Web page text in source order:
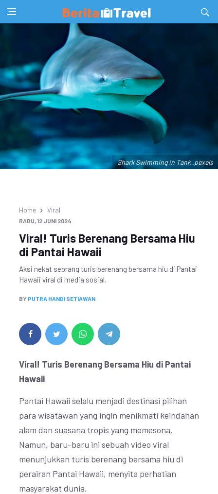
Shark Swimming in Tank .pexels
Home Viral
RABU, 12 JUNI 2024
Viral! Turis Berenang Bersama Hiu
di Pantai Hawaii
Aksi nekat seorang turis berenang bersama hiu di Pantai
Hawaii viral di media sosial.
BY PUTRA HANDI SETIAWAN
Viral! Turis Berenang Bersama Hiu di Pantai
Hawaii
Pantai Hawaii selalu menjadi destinasi pilihan
para wisatawan yang ingin menikmati keindahan
alam dan suasana tropis yang memesona.
Namun, baru-baru ini sebuah video viral
menunjukkan turis berenang bersama hiu di
perairan Pantai Hawaii, menyita perhatian
masyarakat dunia.